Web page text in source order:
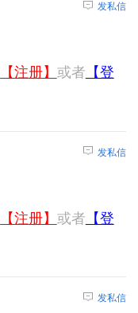
发私信
【注册】 或者 【登
发私信
【注册】 或者 【登
发私信